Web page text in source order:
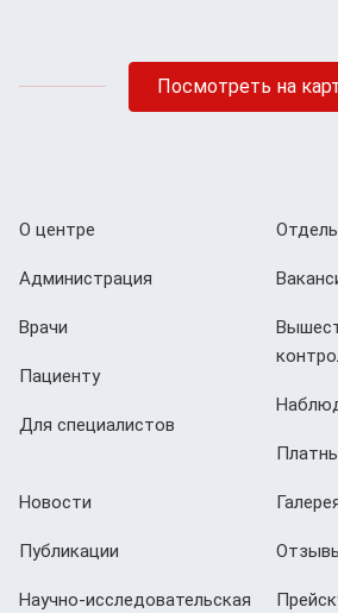
Посмотреть на
О центре
Администрация
Врачи
Пациенту
Для специалистов
Новости
Публикации
Научно-исследовательская